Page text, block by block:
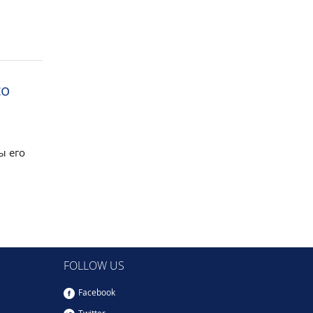
его
FOLLOW US
Facebook